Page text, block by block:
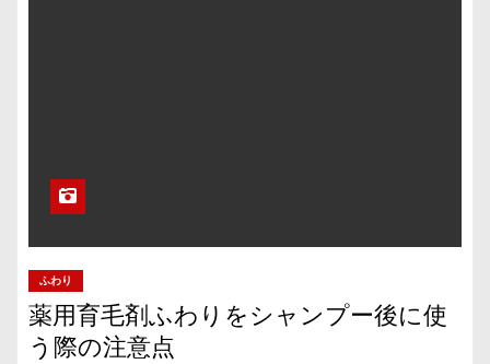
ふわり
薬用育毛剤ふわりをシャンプー後に使
う際の注意点